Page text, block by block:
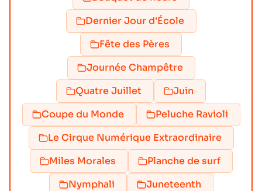
Dernier Jour d'École
Fête des Pères
Journée Champêtre
Quatre Juillet
Juin
Coupe du Monde
Peluche Ravioli
Le Cirque Numérique Extraordinaire
Miles Morales
Planche de surf
Nymphali
Juneteenth